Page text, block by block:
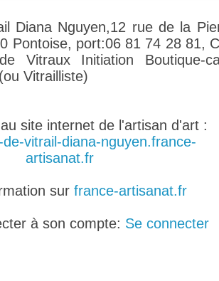
Diana Nguyen,12 rue de la
Pontoise, port:06 81 74 28 81,
Vitraux Initiation Boutique-
Vitrailliste)
site internet de l'artisan d'art :
vitrail-diana-nguyen.france-
artisanat.fr
sur france-artisanat.fr
à son compte: Se connecter